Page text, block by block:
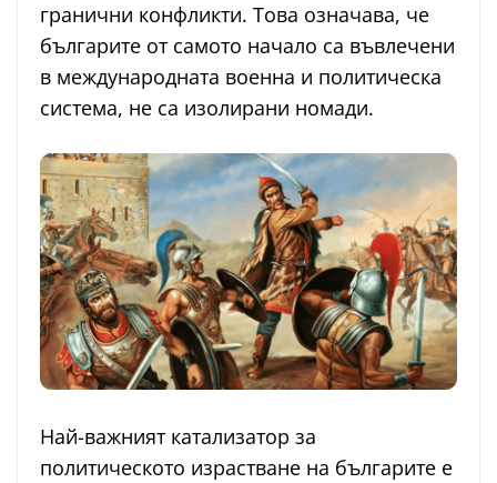
гранични конфликти. Това означава, че
българите от самото начало са въвлечени
в международната военна и политическа
система, не са изолирани номади.
Най-важният катализатор за
политическото израстване на българите е